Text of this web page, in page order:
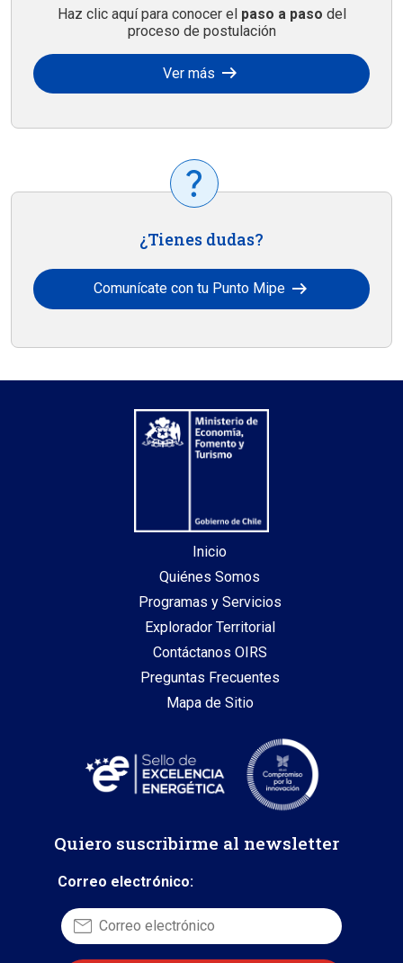
Haz clic aquí para conocer el paso a paso del
proceso de postulación
Ver más arrow_right_alt
¿Tienes dudas?
Comunícate con tu Punto Mipe arrow_right_alt
Inicio
Quiénes Somos
Programas y Servicios
Explorador Territorial
Contáctanos OIRS
Preguntas Frecuentes
Mapa de Sitio
Quiero suscribirme al newsletter
Correo electrónico: